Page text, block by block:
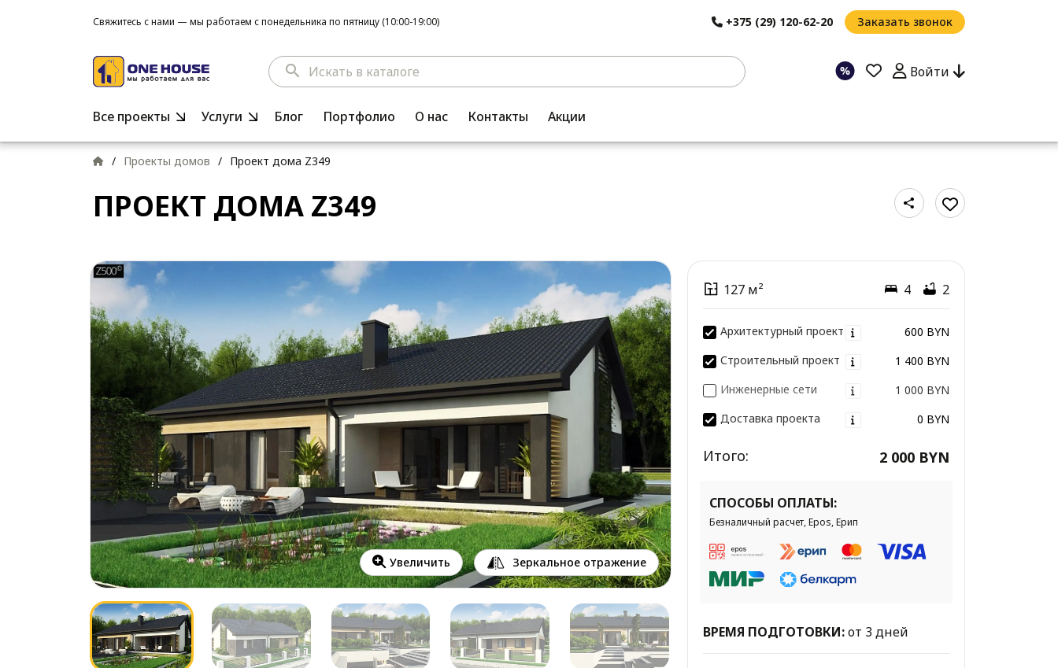
Свяжитесь с нами — мы работаем с понедельника по пятницу (10:00-19:00) +375 (29) 120-62-20 Заказать звонок
search Войти
Все проекты Услуги Блог Портфолио О нас Контакты Акции
/ Проекты домов / Проект дома Z349
ПРОЕКТ ДОМА Z349
Увеличить Зеркальное отражение
127 м² 4 2
Архитектурный проект
600 BYN
Строительный проект
1 400 BYN
Инженерные сети
1 000 BYN
Доставка проекта
0 BYN
Итого: 2 000 BYN
СПОСОБЫ ОПЛАТЫ:
Безналичный расчет, Epos, Ерип
ВРЕМЯ ПОДГОТОВКИ:от 3 дней